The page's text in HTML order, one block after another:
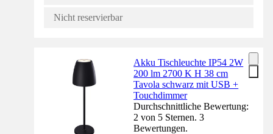
Nicht reservierbar
Akku Tischleuchte IP54 2W
200 lm 2700 K H 38 cm
Tavola schwarz mit USB +
Touchdimmer
Durchschnittliche Bewertung:
2 von 5 Sternen. 3
Bewertungen.